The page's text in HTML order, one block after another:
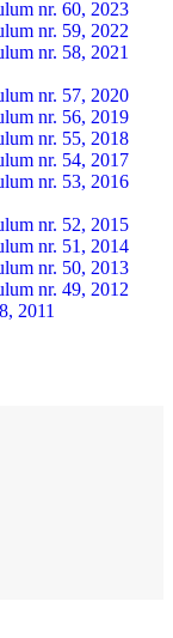
nr. 60, 2023
nr. 59, 2022
nr. 58, 2021
nr. 57, 2020
nr. 56, 2019
nr. 55, 2018
nr. 54, 2017
nr. 53, 2016
nr. 52, 2015
nr. 51, 2014
nr. 50, 2013
nr. 49, 2012
2011